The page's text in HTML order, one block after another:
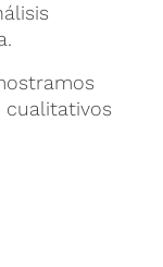
cualitativos